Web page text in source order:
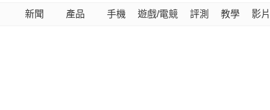
新聞 產品 手機 遊戲/電競 評測 教學 影片